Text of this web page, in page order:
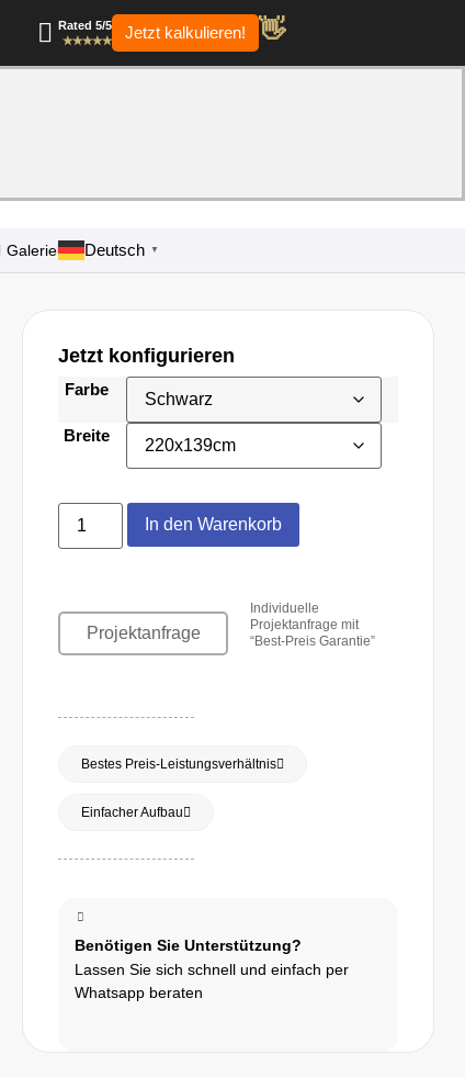
Rated 5/5
✭✭✭✭✭
Jetzt kalkulieren! 👋
Galerie Deutsch ▼
Jetzt konfigurieren
Farbe
Breite
In den Warenkorb
Projektanfrage
Individuelle
Projektanfrage mit
“Best-Preis Garantie”
Bestes Preis-Leistungsverhältnis
Einfacher Aufbau
Benötigen Sie Unterstützung?
Lassen Sie sich schnell und einfach per
Whatsapp beraten
Kontaktmöglichkeiten